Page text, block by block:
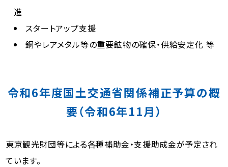
進
スタートアップ支援
銅やレアメタル等の重要鉱物の確保・供給安定化 等
令和6年度国土交通省関係補正予算の概
要（令和6年11月）
東京観光財団等による各種補助金・支援助成金が予定され
ています。